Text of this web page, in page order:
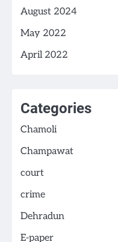
August 2024
May 2022
April 2022
Categories
Chamoli
Champawat
court
crime
Dehradun
E-paper